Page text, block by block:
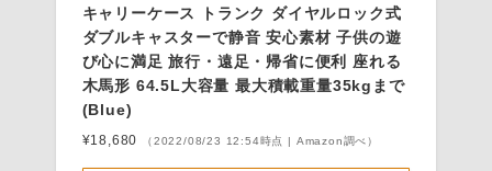
キャリーケース トランク ダイヤルロック式
ダブルキャスターで静音 安心素材 子供の遊
び心に満足 旅行・遠足・帰省に便利 座れる
木馬形 64.5L大容量 最大積載重量35kgまで
(Blue)
¥18,680 （2022/08/23 12:54時点 | Amazon調べ）